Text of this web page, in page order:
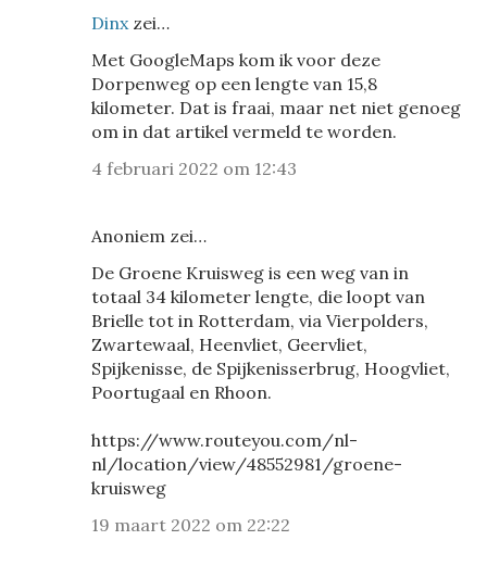
Dinxzei…
Met GoogleMaps kom ik voor deze
Dorpenweg op een lengte van 15,8
kilometer. Dat is fraai, maar net niet genoeg
om in dat artikel vermeld te worden.
4 februari 2022 om 12:43
Anoniem zei…
De Groene Kruisweg is een weg van in
totaal 34 kilometer lengte, die loopt van
Brielle tot in Rotterdam, via Vierpolders,
Zwartewaal, Heenvliet, Geervliet,
Spijkenisse, de Spijkenisserbrug, Hoogvliet,
Poortugaal en Rhoon.
https://www.routeyou.com/nl-
nl/location/view/48552981/groene-
kruisweg
19 maart 2022 om 22:22